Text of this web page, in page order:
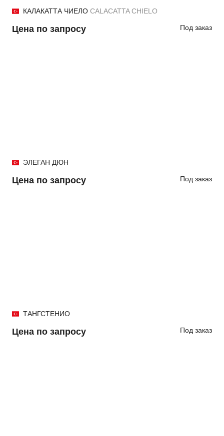
КАЛАКАТТА ЧИЕЛО CALACATTA CHIELO
Цена по запросу Под заказ
ЭЛЕГАН ДЮН
Цена по запросу Под заказ
ТАНГСТЕНИО
Цена по запросу Под заказ